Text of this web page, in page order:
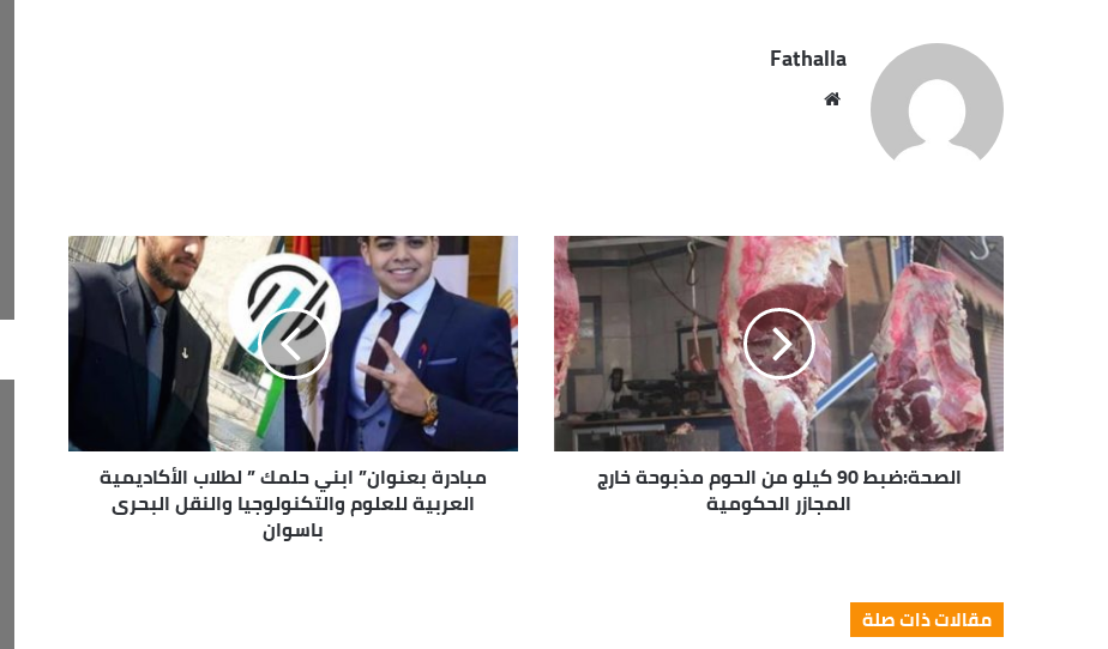
Fathalla
الصحة:ضبط 90 كيلو من الحوم مذبوحة خارج
المجازر الحكومية
مبادرة بعنوان” ابني حلمك ” لطلاب الأكاديمية
العربية للعلوم والتكنولوجيا والنقل البحرى
باسوان
مقالات ذات صلة